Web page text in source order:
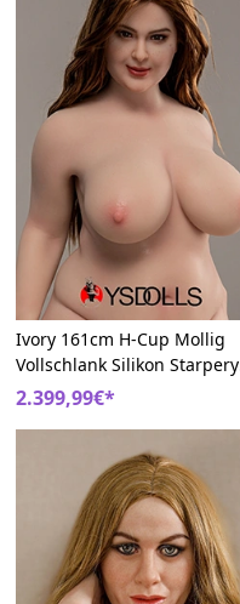
Ivory 161cm H-Cup Mollig
Vollschlank Silikon Starpery
Sexpuppe
2.399,99€*